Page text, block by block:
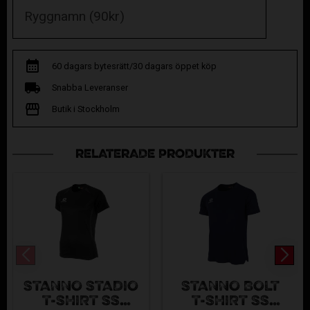
60 dagars bytesrätt/30 dagars öppet köp
Snabba Leveranser
Butik i Stockholm
RELATERADE PRODUKTER
STANNO STADIO
T-SHIRT SS
STANNO BOLT
T-SHIRT SS